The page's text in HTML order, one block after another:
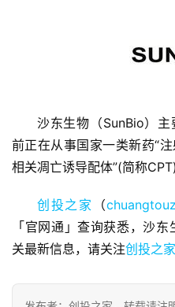
首
页
融
资
报
沙东生物（SunBio）
前正在从事国家一类新药“
相关凋亡诱导配体”(简称
创投之家 （
「官网通」查询获悉，沙
关最新信息，请关注创投之家